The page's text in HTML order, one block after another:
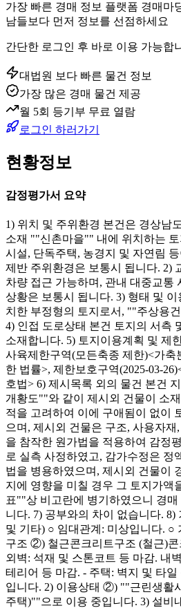
가장 빠른 경매 정보 플랫폼 경매마
남들보다 먼저 정보를 선점하세요
간단한 로그인 후 바로 이용 가능합
대법원 보다 빠른 물건 정보
가장 많은 경매 물건 제공
월 5회 등기부 무료 열람
로그인 하러가기
현황정보
감정평가서 요약
1) 위치 및 주위환경 본건은 경상남
소재 ""신촌마을"" 내에 위치하는
시설, 단독주택, 농경지 및 자연림
제반 주위환경은 보통시 됩니다. 2)
차량 접근 가능하며, 관내 대중교통
상황은 보통시 됩니다. 3) 형태 및
치한 부정형의 토지로서, ""주상용
4) 인접 도로상태 본건 토지의 서측
소재합니다. 5) 토지이용계획 및 제
사육제한구역(모든축종 제한)<가축
한 법률>, 제한보호구역(2025-03-
호법> 6) 제시목록 외의 물건 본건
개황도""와 같이 제시외 건물이 소
적을 고려하여 이에 구애됨이 없이
으며, 제시외 건물은 구조, 사용자
을 참작한 원가법을 적용하여 감정
로 실측 사정하였고, 감가수정은 정
법을 병용하였으며, 제시외 건물이
지에 영향을 미칠 경우 그 토지가액
표""상 비고란에 병기하였으니 경
니다. 7) 공부와의 차이 없습니다. 8)
및 기타) ○ 임대관계: 미상입니다. ○
구조 ②) 철근콘크리트구조 (철근)
외벽: 석재 및 스톤코트 등 마감. 내
테리어 등 마감. - 주택: 벽지 및 타
입니다. 2) 이용상태 ②) ""근린생활
주택)""으로 이용 중입니다. 3) 설